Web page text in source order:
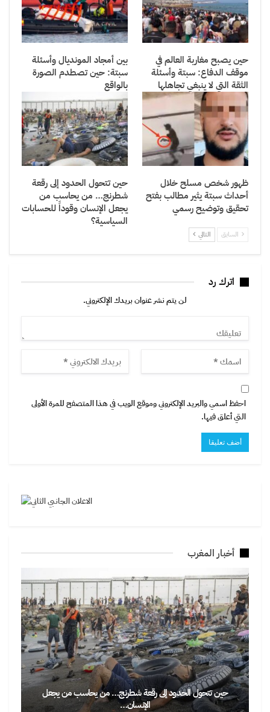
حين يصبح مغاربة العالم في
موقف الدفاع: سبتة وأسئلة
الثقة التي لا ينبغي تجاهلها
بين أمجاد المونديال وأسئلة
سبتة: حين تصطدم الصورة
بالواقع
ظهور شخص مسلح خلال
أحداث سبتة يثير مطالب بفتح
تحقيق وتوضيح رسمي
حين تتحول الحدود إلى رقعة
شطرنج… من يحاسب من
يجعل الإنسان وقوداً للحسابات
السياسية؟
السابق التالي
اترك رد
لن يتم نشر عنوان بريدك الإلكتروني.
احفظ اسمي والبريد الإلكتروني وموقع الويب في هذا المتصفح للمرة الأولى
التي أعلق فيها.
أخبار المغرب
حين تتحول الحدود إلى رقعة شطرنج… من يحاسب من يجعل
الإنسان…